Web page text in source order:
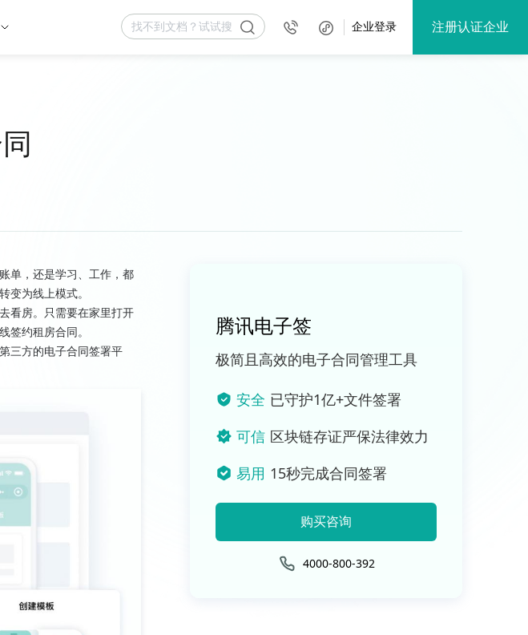
企业登录 注册认证企业
单，还是学习、工作，都
为线上模式。
看房。只需要在家里打开
约租房合同。
三方的电子合同签署平
腾讯电子签
极简且高效的电子合同管理工具
安全 已守护1亿+文件签署
可信 区块链存证严保法律效力
易用 15秒完成合同签署
购买咨询
4000-800-392